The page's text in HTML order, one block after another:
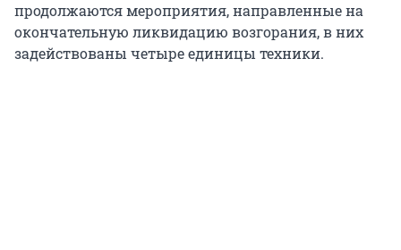
продолжаются мероприятия, направленные на
окончательную ликвидацию возгорания, в них
задействованы четыре единицы техники.